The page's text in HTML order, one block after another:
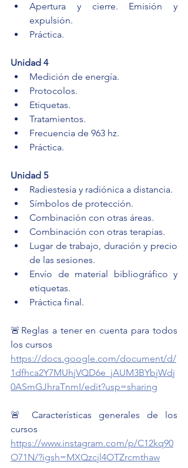
Apertura y cierre. Emisión y
expulsión.
Práctica.
Unidad 4
Medición de energía.
Protocolos.
Etiquetas.
Tratamientos.
Frecuencia de 963 hz.
Práctica.
Unidad 5
Radiestesia y radiónica a distancia.
Símbolos de protección.
Combinación con otras áreas.
Combinación con otras terapias.
Lugar de trabajo, duración y precio
de las sesiones.
Envío de material bibliográfico y
etiquetas.
Práctica final.
🚨Reglas a tener en cuenta para todos
los cursos
https://docs.google.com/document/d/
1dfhca2Y7MUhjVQD6e_jAUM3BYbjWdj
0ASmGJhraTnmI/edit?usp=sharing
🚨 Características generales de los
https://www.instagram.com/p/C12kq90
O71N/?igsh=MXQzcjl4OTZrcmthaw